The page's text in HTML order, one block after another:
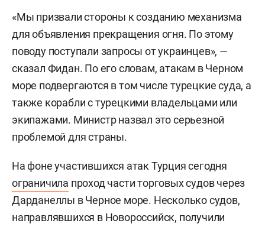
«Мы призвали стороны к созданию механизма
для объявления прекращения огня. По этому
поводу поступали запросы от украинцев», —
сказал Фидан. По его словам, атакам в Черном
море подвергаются в том числе турецкие суда, а
также корабли с турецкими владельцами или
экипажами. Министр назвал это серьезной
проблемой для страны.
На фоне участившихся атак Турция сегодня
ограничила проход части торговых судов через
Дарданеллы в Черное море. Несколько судов,
направлявшихся в Новороссийск, получили